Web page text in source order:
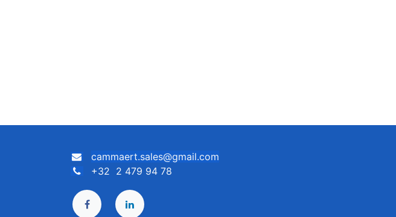
cammaert.sales@gmail.com
+32 2 479 94 78